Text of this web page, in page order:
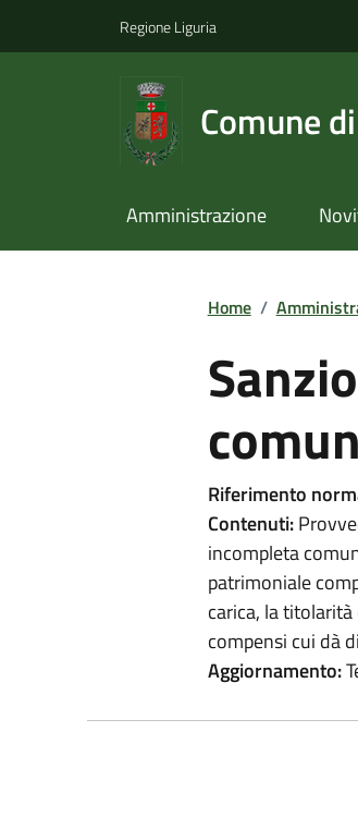
Regione Liguria
Comune
Amministrazione
Home /
Riferimento
Contenuti:
incompleta
patrimoniale
carica, la
compensi cui dà
Aggiornamento: